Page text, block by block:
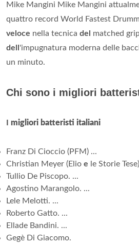
Mike Mangini Mike Mangini
quattro record World Fastest
veloce nella tecnica del
matched
dell 'impugnatura moderna delle
un minuto.
Chi sono i migliori
migliori batteristi italiani
Franz Di Cioccio (PFM) ...
Christian Meyer (Elio e le Storie
Tullio De Piscopo. ...
Agostino Marangolo. ...
Lele Melotti. ...
Roberto Gatto. ...
Ellade Bandini. ...
Gegè Di Giacomo.